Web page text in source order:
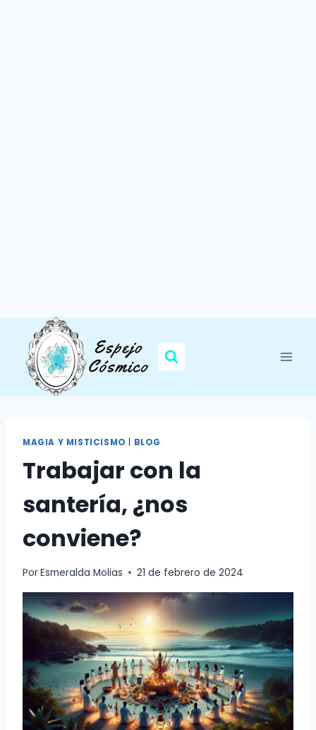
contenido
MAGIA Y MISTICISMO BLOG
Trabajar con la
santería, ¿nos
conviene?
PorEsmeralda Molias 21 de febrero de 2024